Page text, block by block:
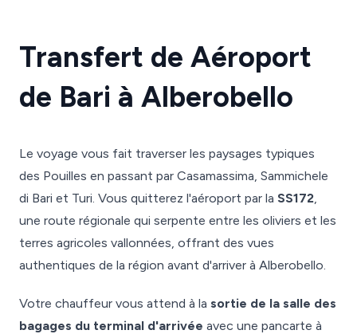
Transfert de Aéroport
de Bari à Alberobello
Le voyage vous fait traverser les paysages typiques
des Pouilles en passant par Casamassima, Sammichele
di Bari et Turi. Vous quitterez l'aéroport par la SS172,
une route régionale qui serpente entre les oliviers et les
terres agricoles vallonnées, offrant des vues
authentiques de la région avant d'arriver à Alberobello.
Votre chauffeur vous attend à la sortie de la salle des
bagages du terminal d'arrivée avec une pancarte à